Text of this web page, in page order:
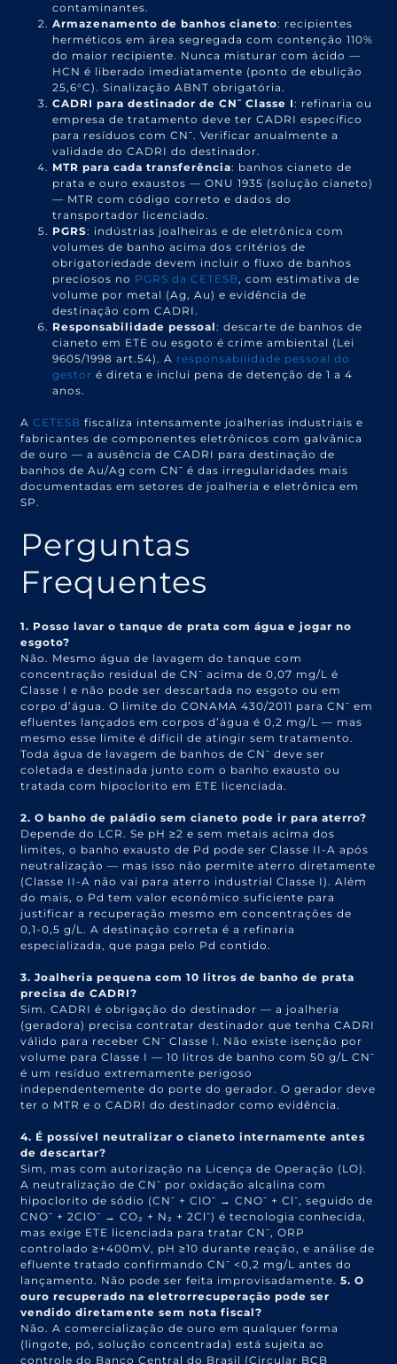
contaminantes.
Armazenamento de banhos cianeto: recipientes
herméticos em área segregada com contenção 110%
do maior recipiente. Nunca misturar com ácido —
HCN é liberado imediatamente (ponto de ebulição
25,6°C). Sinalização ABNT obrigatória.
CADRI para destinador de CN⁻ Classe I: refinaria ou
empresa de tratamento deve ter CADRI específico
para resíduos com CN⁻. Verificar anualmente a
validade do CADRI do destinador.
MTR para cada transferência: banhos cianeto de
prata e ouro exaustos — ONU 1935 (solução cianeto)
— MTR com código correto e dados do
transportador licenciado.
PGRS: indústrias joalheiras e de eletrônica com
volumes de banho acima dos critérios de
obrigatoriedade devem incluir o fluxo de banhos
preciosos no PGRS da CETESB, com estimativa de
volume por metal (Ag, Au) e evidência de
destinação com CADRI.
Responsabilidade pessoal: descarte de banhos de
cianeto em ETE ou esgoto é crime ambiental (Lei
9605/1998 art.54). A responsabilidade pessoal do
gestor é direta e inclui pena de detenção de 1 a 4
anos.
ACETESB fiscaliza intensamente joalherias industriais e
fabricantes de componentes eletrônicos com galvânica
de ouro — a ausência de CADRI para destinação de
banhos de Au/Ag com CN⁻ é das irregularidades mais
documentadas em setores de joalheria e eletrônica em
SP.
Perguntas
Frequentes
1. Posso lavar o tanque de prata com água e jogar no
esgoto?
Não. Mesmo água de lavagem do tanque com
concentração residual de CN⁻ acima de 0,07 mg/L é
Classe I e não pode ser descartada no esgoto ou em
corpo d’água. O limite do CONAMA 430/2011 para CN⁻ em
efluentes lançados em corpos d’água é 0,2 mg/L — mas
mesmo esse limite é difícil de atingir sem tratamento.
Toda água de lavagem de banhos de CN⁻ deve ser
coletada e destinada junto com o banho exausto ou
tratada com hipoclorito em ETE licenciada.
2. O banho de paládio sem cianeto pode ir para aterro?
Depende do LCR. Se pH ≥2 e sem metais acima dos
limites, o banho exausto de Pd pode ser Classe II-A após
neutralização — mas isso não permite aterro diretamente
(Classe II-A não vai para aterro industrial Classe I). Além
do mais, o Pd tem valor econômico suficiente para
justificar a recuperação mesmo em concentrações de
0,1-0,5 g/L. A destinação correta é a refinaria
especializada, que paga pelo Pd contido.
3. Joalheria pequena com 10 litros de banho de prata
precisa de CADRI?
Sim. CADRI é obrigação do destinador — a joalheria
(geradora) precisa contratar destinador que tenha CADRI
válido para receber CN⁻ Classe I. Não existe isenção por
volume para Classe I — 10 litros de banho com 50 g/L CN⁻
é um resíduo extremamente perigoso
independentemente do porte do gerador. O gerador deve
ter o MTR e o CADRI do destinador como evidência.
4. É possível neutralizar o cianeto internamente antes
de descartar?
Sim, mas com autorização na Licença de Operação (LO).
A neutralização de CN⁻ por oxidação alcalina com
hipoclorito de sódio (CN⁻ + ClO⁻ → CNO⁻ + Cl⁻, seguido de
CNO⁻ + 2ClO⁻ → CO₂ + N₂ + 2Cl⁻) é tecnologia conhecida,
mas exige ETE licenciada para tratar CN⁻, ORP
controlado ≥+400mV, pH ≥10 durante reação, e análise de
efluente tratado confirmando CN⁻ <0,2 mg/L antes do
lançamento. Não pode ser feita improvisadamente.5. O
ouro recuperado na eletrorrecuperação pode ser
vendido diretamente sem nota fiscal?
Não. A comercialização de ouro em qualquer forma
(lingote, pó, solução concentrada) está sujeita ao
controle do Banco Central do Brasil (Circular BCB